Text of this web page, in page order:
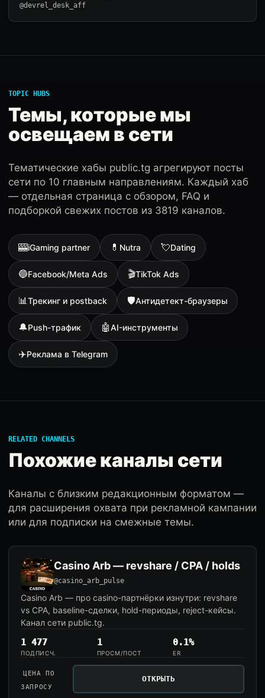
@devrel_desk_aff
TOPIC HUBS
Темы, которые мы
освещаем в сети
Тематические хабы public.tg агрегируют посты
сети по 10 главным направлениям. Каждый хаб
— отдельная страница с обзором, FAQ и
подборкой свежих постов из 3819 каналов.
🎰iGaming partner 💊 Nutra 💘Dating
🔵Facebook/Meta Ads 🎬TikTok Ads
📊Трекинг и postback 🛡Антидетект-браузеры
🔔Push-трафик 🤖AI-инструменты
✈️Реклама в Telegram
RELATED CHANNELS
Похожие каналы сети
Каналы с близким редакционным форматом —
для расширения охвата при рекламной кампании
или для подписки на смежные темы.
Casino Arb — revshare / CPA / holds
@casino_arb_pulse
Casino Arb — про casino-партнёрки изнутри: revshare
vs CPA, baseline-сделки, hold-периоды, reject-кейсы.
Канал сети public.tg.
1 477
ПОДПИСЧ.
1
ПРОСМ/ПОСТ
0.1%
ER
ЦЕНА ПО
ЗАПРОСУ
ОТКРЫТЬ